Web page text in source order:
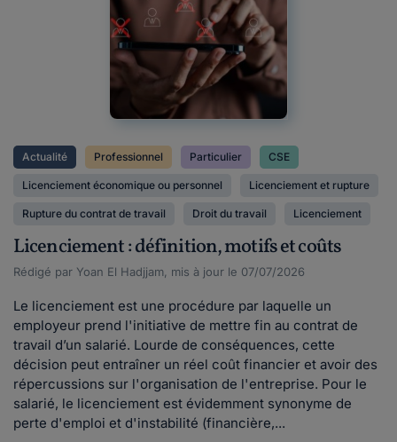
Actualité Professionnel Particulier CSE
Licenciement économique ou personnel Licenciement et rupture
Rupture du contrat de travail Droit du travail Licenciement
Licenciement : définition, motifs et coûts
Rédigé par Yoan El Hadjjam, mis à jour le 07/07/2026
Le licenciement est une procédure par laquelle un
employeur prend l'initiative de mettre fin au contrat de
travail d’un salarié. Lourde de conséquences, cette
décision peut entraîner un réel coût financier et avoir des
répercussions sur l'organisation de l'entreprise. Pour le
salarié, le licenciement est évidemment synonyme de
perte d'emploi et d'instabilité (financière,...